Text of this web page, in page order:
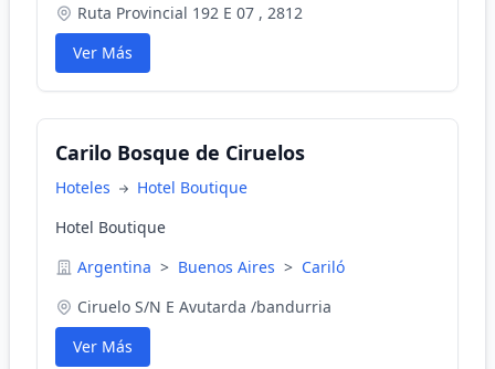
Ruta Provincial 192 E 07 , 2812
Ver Más
Carilo Bosque de Ciruelos
Hoteles
Hotel Boutique
Hotel Boutique
Argentina > Buenos Aires > Cariló
Ciruelo S/N E Avutarda /bandurria
Ver Más